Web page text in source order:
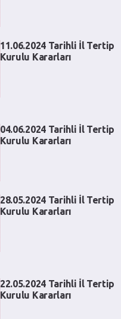
11.06.2024 Tarihli İl Tertip
Kurulu Kararları
04.06.2024 Tarihli İl Tertip
Kurulu Kararları
28.05.2024 Tarihli İl Tertip
Kurulu Kararları
22.05.2024 Tarihli İl Tertip
Kurulu Kararları